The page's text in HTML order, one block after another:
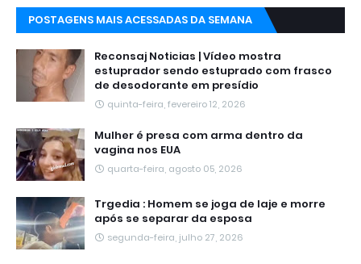
POSTAGENS MAIS ACESSADAS DA SEMANA
Reconsaj Noticias | Vídeo mostra
estuprador sendo estuprado com frasco
de desodorante em presídio
quinta-feira, fevereiro 12, 2026
Mulher é presa com arma dentro da
vagina nos EUA
quarta-feira, agosto 05, 2026
Trgedia : Homem se joga de laje e morre
após se separar da esposa
segunda-feira, julho 27, 2026